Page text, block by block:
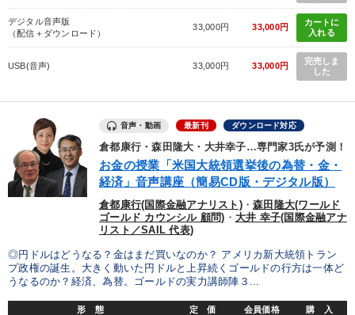
デジタル音声版
（配信＋ダウンロード）
33,000円 33,000円
カートに
入れる
USB(音声) 33,000円 33,000円
完売しま
した
音声・動画 最新刊 ダウンロード対応
倉都康行・森田隆大・大井幸子…専門家3氏が予測！
お金の授業「米国大統領選挙後の為替・金・
経済」音声講座（簡易CD版・デジタル版）
倉都康行(国際金融アナリスト)・森田隆大(ワールド
ゴールド カウンシル 顧問) ・ 大井 幸子(国際金融アナ
リスト／SAIL 代表)
◎円ドルはどうなる？金はまだ買いなのか？ アメリカ新大統領トラン
プ政権の誕生。大きく動いた円ドルと上昇続くゴールドの行方は一体ど
うなるのか？経済、為替。ゴールドの実力講師陣３...
形 態 定 価 会員価格 購 入